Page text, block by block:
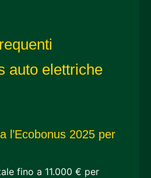
auto elettriche
l’Ecobonus 2025 per
fino a 11.000 € per